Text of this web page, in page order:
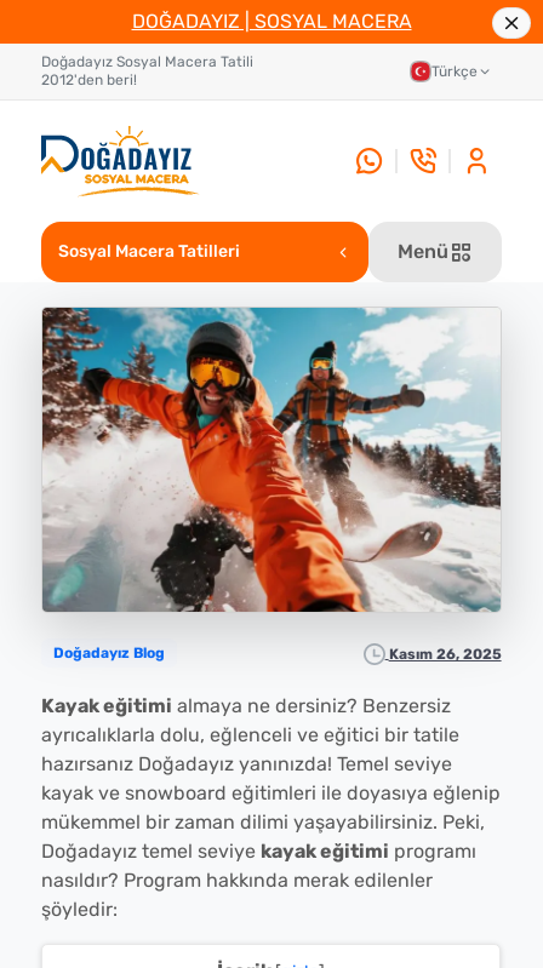
DOĞADAYIZ | SOSYAL MACERA
Doğadayız Sosyal Macera Tatili
2012'den beri!
Türkçe
Sosyal Macera Tatilleri Menü
Doğadayız Blog Kasım 26, 2025
Kayak eğitimi almaya ne dersiniz? Benzersiz
ayrıcalıklarla dolu, eğlenceli ve eğitici bir tatile
hazırsanız Doğadayız yanınızda! Temel seviye
kayak ve snowboard eğitimleri ile doyasıya eğlenip
mükemmel bir zaman dilimi yaşayabilirsiniz. Peki,
Doğadayız temel seviye kayak eğitimi programı
nasıldır? Program hakkında merak edilenler
şöyledir: